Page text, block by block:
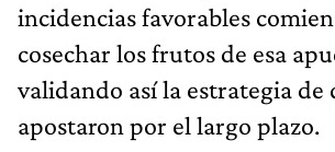
incidencias favorables
cosechar los frutos de esa
validando así la estrategia de
apostaron por el largo plazo.